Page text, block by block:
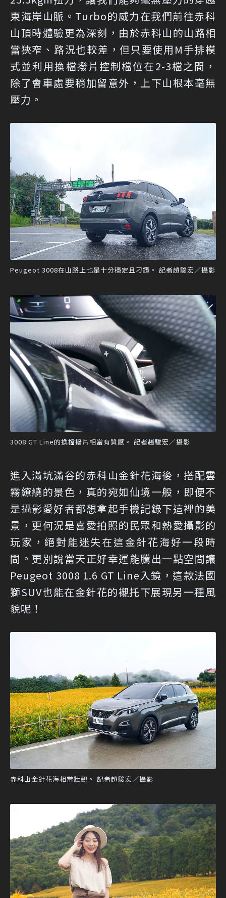
東海岸山脈。Turbo的威力在我們前往赤科
山頂時體驗更為深刻，由於赤科山的山路相
當狹窄、路況也較差，但只要使用M手排模
式並利用換檔撥片控制檔位在2-3檔之間，
除了會車處要稍加留意外，上下山根本毫無
壓力。
Peugeot 3008在山路上也是十分穩定且刁鑽。 記者趙駿宏／攝影
3008 GT Line的換檔撥片相當有質感。 記者趙駿宏／攝影
進入滿坑滿谷的赤科山金針花海後，搭配雲
霧繚繞的景色，真的宛如仙境一般，即便不
是攝影愛好者都想拿起手機記錄下這裡的美
景，更何況是喜愛拍照的民眾和熱愛攝影的
玩家，絕對能迷失在這金針花海好一段時
間。更別說當天正好幸運能騰出一點空間讓
Peugeot 3008 1.6 GT Line入鏡，這款法國
獅SUV也能在金針花的襯托下展現另一種風
貌呢！
赤科山金針花海相當壯觀。 記者趙駿宏／攝影